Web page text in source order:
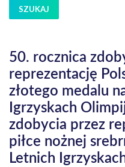
SZUKAJ
50. rocznica
reprezentację
złotego medalu
Igrzyskach
zdobycia przez
piłce nożnej
Letnich